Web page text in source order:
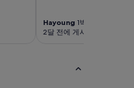
Hayoung 1박 여행
2달 전에 게시됨